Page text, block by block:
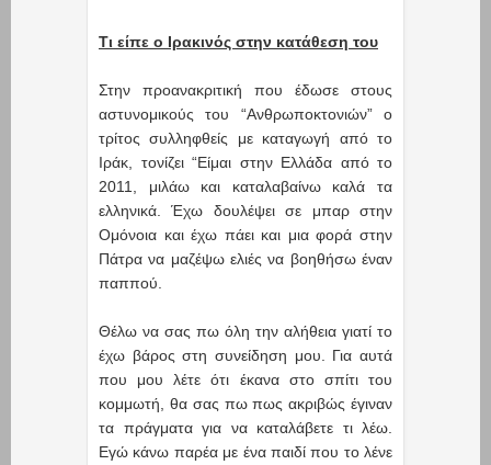
Τι είπε ο Ιρακινός στην κατάθεση του
Στην προανακριτική που έδωσε στους
αστυνομικούς του “Ανθρωποκτονιών” ο
τρίτος συλληφθείς με καταγωγή από το
Ιράκ, τονίζει “Είμαι στην Ελλάδα από το
2011, μιλάω και καταλαβαίνω καλά τα
ελληνικά. Έχω δουλέψει σε μπαρ στην
Ομόνοια και έχω πάει και μια φορά στην
Πάτρα να μαζέψω ελιές να βοηθήσω έναν
παππού.
Θέλω να σας πω όλη την αλήθεια γιατί το
έχω βάρος στη συνείδηση μου. Για αυτά
που μου λέτε ότι έκανα στο σπίτι του
κομμωτή, θα σας πω πως ακριβώς έγιναν
τα πράγματα για να καταλάβετε τι λέω.
Εγώ κάνω παρέα με ένα παιδί που το λένε